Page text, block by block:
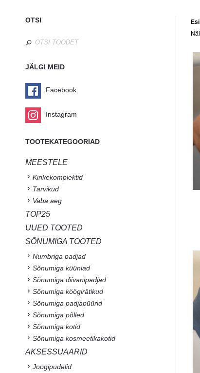
OTSI
JÄLGI MEID
Facebook
Instagram
TOOTEKATEGOORIAD
MEESTELE
Kinkekomplektid
Tarvikud
Vaba aeg
TOP25
UUED TOOTED
SÕNUMIGA TOOTED
Numbriga padjad
Sõnumiga küünlad
Sõnumiga diivanipadjad
Sõnumiga köögirätikud
Sõnumiga padjapüürid
Sõnumiga põlled
Sõnumiga kotid
Sõnumiga kosmeetikakotid
AKSESSUAARID
Joogipudelid